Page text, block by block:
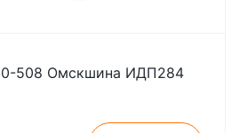
508 Омскшина ИДП284